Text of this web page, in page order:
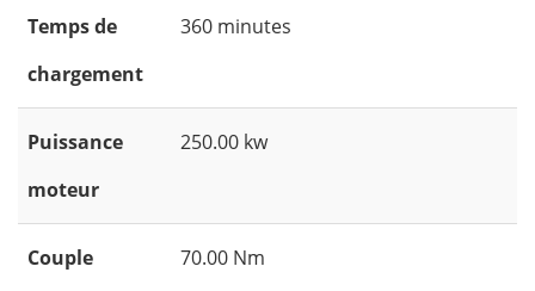
Temps de
chargement
360 minutes
Puissance
moteur
250.00 kw
Couple
70.00 Nm